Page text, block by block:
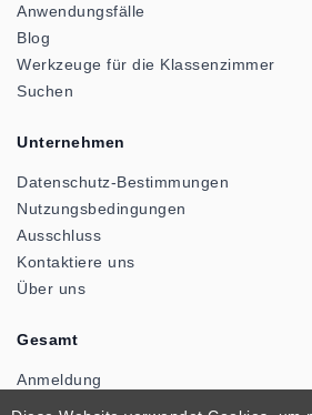
Anwendungsfälle
Blog
Werkzeuge für die Klassenzimmer
Suchen
Unternehmen
Datenschutz-Bestimmungen
Nutzungsbedingungen
Ausschluss
Kontaktiere uns
Über uns
Gesamt
Anmeldung